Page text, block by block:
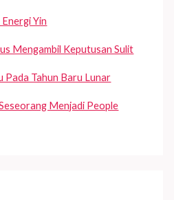
Yin
Mengambil Keputusan Sulit
Pada Tahun Baru Lunar
Menjadi People